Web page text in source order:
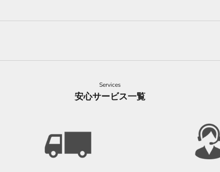
Services
安心サービス一覧